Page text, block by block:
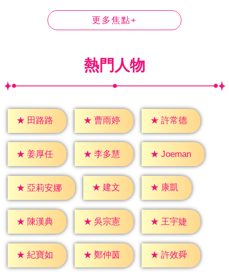
更多焦點+
熱門人物
★ 田路路 ★ 曹雨婷 ★ 許常德
★ 姜厚任 ★ 李多慧 ★ Joeman
★ 亞莉安娜 ★ 建文 ★ 康凱
★ 陳漢典 ★ 吳宗憲 ★ 王宇婕
★ 紀寶如 ★ 鄭仲茵 ★ 許效舜